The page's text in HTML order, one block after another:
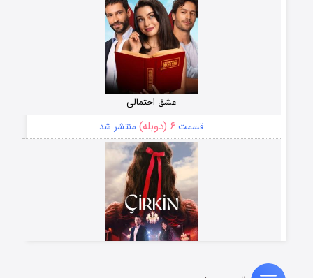
عشق احتمالی
قسمت ۶ (دوبله) منتشر شد